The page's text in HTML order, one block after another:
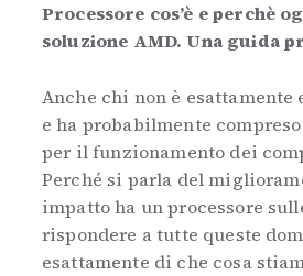
Processore cos’è e perchè
soluzione AMD. Una guida
Anche chi non è
e ha probabilmente
per il funzionamento dei
Perché si parla del
impatto ha un processore
rispondere a tutte queste
esattamente di che cosa